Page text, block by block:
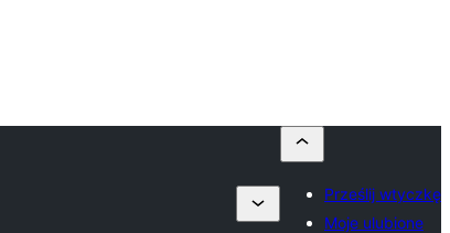
Prześlij wtyczkę
Moje ulubione